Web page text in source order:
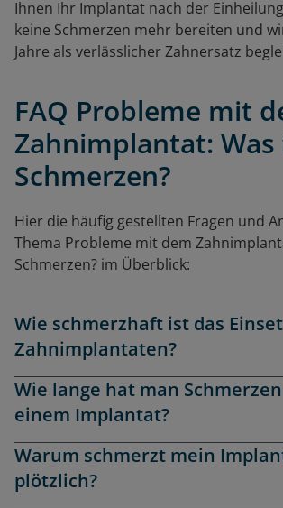
Ihnen Ihr Implantat nach der
keine Schmerzen mehr bereiten und
Jahre als verlässlicher Zahnersatz
FAQ Probleme mit
Zahnimplantat:
Schmerzen?
Hier die häufig gestellten Fragen und
Thema Probleme mit dem
Schmerzen? im Überblick:
Wie schmerzhaft ist das
Zahnimplantaten?
Wie lange hat man
einem Implantat?
Warum schmerzt mein
plötzlich?